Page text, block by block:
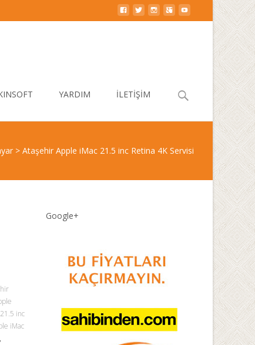
YARDIM İLETİŞİM
Search
> Ataşehir Apple iMac 21.5 inc Retina 4K Servisi
inc
iMac
,
Google+